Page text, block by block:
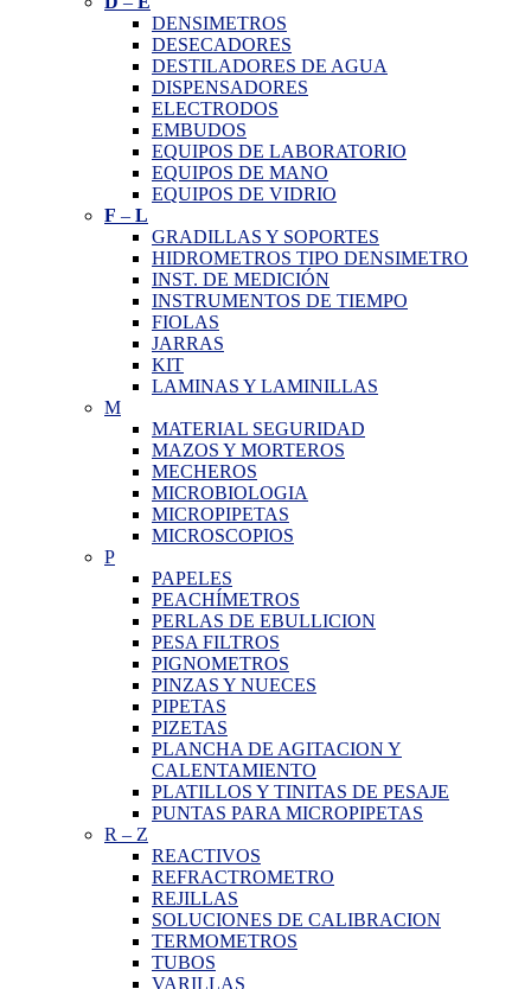
DENSIMETROS
DESECADORES
DESTILADORES DE AGUA
DISPENSADORES
ELECTRODOS
EMBUDOS
EQUIPOS DE LABORATORIO
EQUIPOS DE MANO
EQUIPOS DE VIDRIO
F – L
GRADILLAS Y SOPORTES
HIDROMETROS TIPO DENSIMETRO
INST. DE MEDICIÓN
INSTRUMENTOS DE TIEMPO
FIOLAS
JARRAS
KIT
LAMINAS Y LAMINILLAS
M
MATERIAL SEGURIDAD
MAZOS Y MORTEROS
MECHEROS
MICROBIOLOGIA
MICROPIPETAS
MICROSCOPIOS
P
PAPELES
PEACHÍMETROS
PERLAS DE EBULLICION
PESA FILTROS
PIGNOMETROS
PINZAS Y NUECES
PIPETAS
PIZETAS
PLANCHA DE AGITACION Y
CALENTAMIENTO
PLATILLOS Y TINITAS DE PESAJE
PUNTAS PARA MICROPIPETAS
R – Z
REACTIVOS
REFRACTROMETRO
REJILLAS
SOLUCIONES DE CALIBRACION
TERMOMETROS
TUBOS
VARILLAS